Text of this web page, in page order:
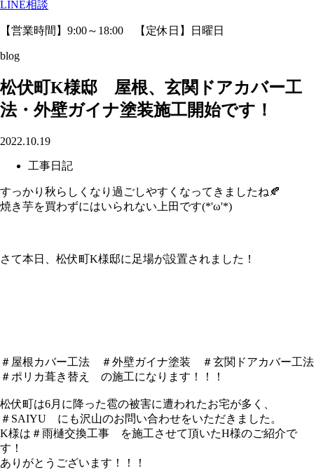
LINE相談
【営業時間】9:00～18:00 【定休日】日曜日
blog
松伏町K様邸 屋根、玄関ドアカバー工
法・外壁ガイナ塗装施工開始です！
2022.10.19
工事日記
すっかり秋らしくなり過ごしやすくなってきましたね🍂
焼き芋を買わずにはいられない上田です(*'ω'*)
さて本日、松伏町K様邸に足場が設置されました！
＃屋根カバー工法 ＃外壁ガイナ塗装 ＃玄関ドアカバー工法
＃ポリカ葺き替え の施工になります！！！
松伏町は6月に降った雹の被害に遭われたお宅が多く、
＃SAIYU にも沢山のお問い合わせをいただきました。
K様は＃雨樋交換工事 を施工させて頂いたH様のご紹介で
す！
ありがとうございます！！！